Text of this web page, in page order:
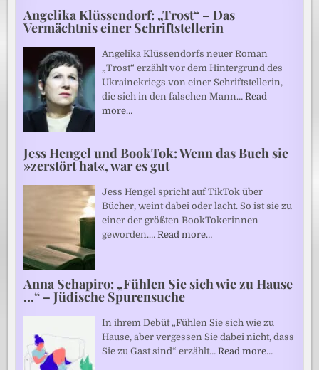
Angelika Klüssendorf: „Trost“ – Das
Vermächtnis einer Schriftstellerin
Angelika Klüssendorfs neuer Roman
„Trost“ erzählt vor dem Hintergrund des
Ukrainekriegs von einer Schriftstellerin,
die sich in den falschen Mann…Read
more…
Jess Hengel und BookTok: Wenn das Buch sie
»zerstört hat«, war es gut
Jess Hengel spricht auf TikTok über
Bücher, weint dabei oder lacht. So ist sie zu
einer der größten BookTokerinnen
geworden.…Read more…
Anna Schapiro: „Fühlen Sie sich wie zu Hause
…“ – Jüdische Spurensuche
In ihrem Debüt „Fühlen Sie sich wie zu
Hause, aber vergessen Sie dabei nicht, dass
Sie zu Gast sind“ erzählt…Read more…